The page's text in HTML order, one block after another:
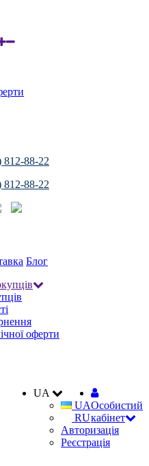
812-88-22
812-88-22
Блог
оферти
UA
UA
RU
Особистий
кабінет
Авторизація
Реєстрація